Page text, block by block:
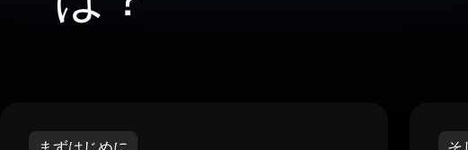
まずはじめに そ